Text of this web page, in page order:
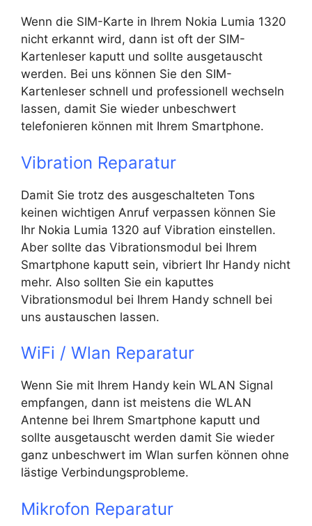
Wenn die SIM-Karte in Ihrem Nokia Lumia 1320
nicht erkannt wird, dann ist oft der SIM-
Kartenleser kaputt und sollte ausgetauscht
werden. Bei uns können Sie den SIM-
Kartenleser schnell und professionell wechseln
lassen, damit Sie wieder unbeschwert
telefonieren können mit Ihrem Smartphone.
Vibration Reparatur
Damit Sie trotz des ausgeschalteten Tons
keinen wichtigen Anruf verpassen können Sie
Ihr Nokia Lumia 1320 auf Vibration einstellen.
Aber sollte das Vibrationsmodul bei Ihrem
Smartphone kaputt sein, vibriert Ihr Handy nicht
mehr. Also sollten Sie ein kaputtes
Vibrationsmodul bei Ihrem Handy schnell bei
uns austauschen lassen.
WiFi / Wlan Reparatur
Wenn Sie mit Ihrem Handy kein WLAN Signal
empfangen, dann ist meistens die WLAN
Antenne bei Ihrem Smartphone kaputt und
sollte ausgetauscht werden damit Sie wieder
ganz unbeschwert im Wlan surfen können ohne
lästige Verbindungsprobleme.
Mikrofon Reparatur